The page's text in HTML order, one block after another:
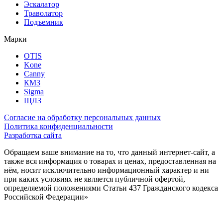
Эскалатор
Траволатор
Подъемник
Марки
OTIS
Kone
Canny
КМЗ
Sigma
ЩЛЗ
Согласие на обработку персональных данных
Политика конфиденциальности
Разработка сайта
Обращаем ваше внимание на то, что данный интернет-сайт, а
также вся информация о товарах и ценах, предоставленная на
нём, носит исключительно информационный характер и ни
при каких условиях не является публичной офертой,
определяемой положениями Статьи 437 Гражданского кодекса
Российской Федерации»